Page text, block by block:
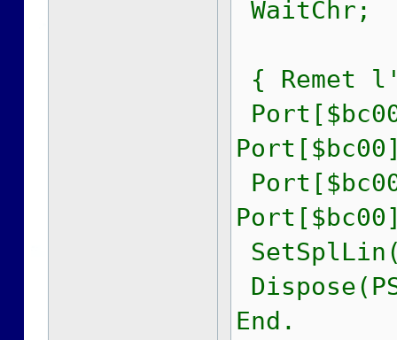
WaitChr;
{ Remet
End.